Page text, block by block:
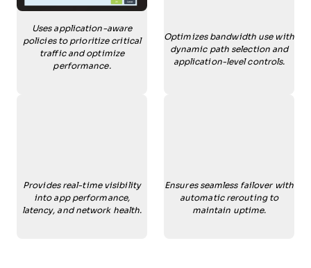
Uses application-aware
policies to prioritize critical
traffic and optimize
performance.
Optimizes bandwidth use with
dynamic path selection and
application-level controls.
Provides real-time visibility
into app performance,
latency, and network health.
Ensures seamless failover with
automatic rerouting to
maintain uptime.